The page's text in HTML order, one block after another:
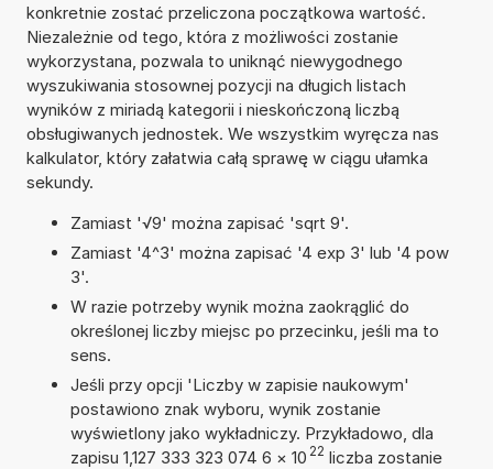
konkretnie zostać przeliczona początkowa wartość.
Niezależnie od tego, która z możliwości zostanie
wykorzystana, pozwala to uniknąć niewygodnego
wyszukiwania stosownej pozycji na długich listach
wyników z miriadą kategorii i nieskończoną liczbą
obsługiwanych jednostek. We wszystkim wyręcza nas
kalkulator, który załatwia całą sprawę w ciągu ułamka
sekundy.
Zamiast '√9' można zapisać 'sqrt 9'.
Zamiast '4^3' można zapisać '4 exp 3' lub '4 pow
3'.
W razie potrzeby wynik można zaokrąglić do
określonej liczby miejsc po przecinku, jeśli ma to
sens.
Jeśli przy opcji 'Liczby w zapisie naukowym'
postawiono znak wyboru, wynik zostanie
wyświetlony jako wykładniczy. Przykładowo, dla
zapisu 1,127 333 323 074 6 × 10 22 liczba zostanie